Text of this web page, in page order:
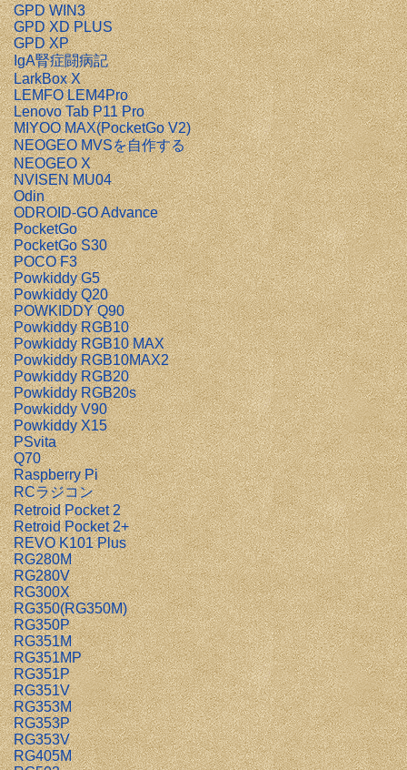
GPD WIN3
GPD XD PLUS
GPD XP
IgA腎症闘病記
LarkBox X
LEMFO LEM4Pro
Lenovo Tab P11 Pro
MIYOO MAX(PocketGo V2)
NEOGEO MVSを自作する
NEOGEO X
NVISEN MU04
Odin
ODROID-GO Advance
PocketGo
PocketGo S30
POCO F3
Powkiddy G5
Powkiddy Q20
POWKIDDY Q90
Powkiddy RGB10
Powkiddy RGB10 MAX
Powkiddy RGB10MAX2
Powkiddy RGB20
Powkiddy RGB20s
Powkiddy V90
Powkiddy X15
PSvita
Q70
Raspberry Pi
RCラジコン
Retroid Pocket 2
Retroid Pocket 2+
REVO K101 Plus
RG280M
RG280V
RG300X
RG350(RG350M)
RG350P
RG351M
RG351MP
RG351P
RG351V
RG353M
RG353P
RG353V
RG405M